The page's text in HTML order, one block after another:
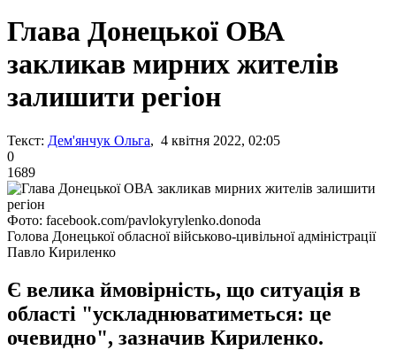
Глава Донецької ОВА
закликав мирних жителів
залишити регіон
Текст: Дем'янчук Ольга, 4 квітня 2022, 02:05
0
1689
Фото: facebook.com/pavlokyrylenko.donoda
Голова Донецької обласної військово-цивільної адміністрації
Павло Кириленко
Є велика ймовірність, що ситуація в
області "ускладнюватиметься: це
очевидно", зазначив Кириленко.